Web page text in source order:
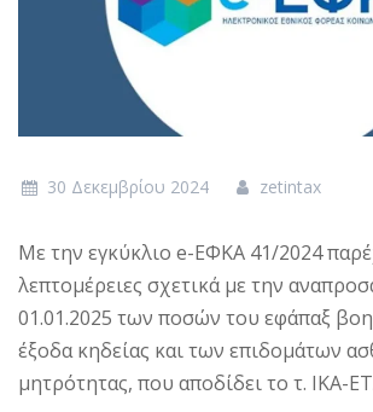
30 Δεκεμβρίου 2024 zetintax
Με την εγκύκλιο e-EΦKA 41/2024
λεπτομέρειες σχετικά με την
01.01.2025 των ποσών του εφάπαξ
έξοδα κηδείας και των επιδομάτων
μητρότητας, που αποδίδει το τ. ΙΚΑ-